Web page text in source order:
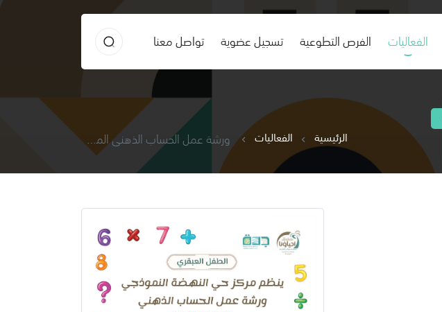
الفعاليات الفرص التطوعية تسجيل عضوية تواصل معنا
الرئيسية الفعاليات ورشة عمل الحساب الذهني المستوى الثالث